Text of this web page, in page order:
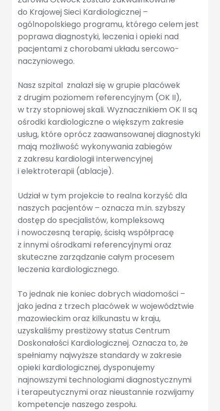
do Krajowej Sieci Kardiologicznej –
ogólnopolskiego programu, którego celem jest
poprawa diagnostyki, leczenia i opieki nad
pacjentami z chorobami układu sercowo-
naczyniowego.
Nasz szpital znalazł się w grupie placówek
z drugim poziomem referencyjnym (OK II),
w trzy stopniowej skali. Wyznacznikiem OK II są
ośrodki kardiologiczne o większym zakresie
usług, które oprócz zaawansowanej diagnostyki
mają możliwość wykonywania zabiegów
z zakresu kardiologii interwencyjnej
i elektroterapii (ablacje).
Udział w tym projekcie to realna korzyść dla
naszych pacjentów – oznacza m.in. szybszy
dostęp do specjalistów, kompleksową
i nowoczesną terapię, ścisłą współpracę
z innymi ośrodkami referencyjnymi oraz
skuteczne zarządzanie całym procesem
leczenia kardiologicznego.
To jednak nie koniec dobrych wiadomości –
jako jedna z trzech placówek w województwie
mazowieckim oraz kilkunastu w kraju,
uzyskaliśmy prestiżowy status Centrum
Doskonałości Kardiologicznej. Oznacza to, że
spełniamy najwyższe standardy w zakresie
opieki kardiologicznej, dysponujemy
najnowszymi technologiami diagnostycznymi
i terapeutycznymi oraz nieustannie rozwijamy
kompetencje naszego zespołu.